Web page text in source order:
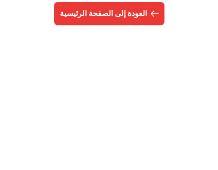
العودة إلى الصفحة الرئيسية